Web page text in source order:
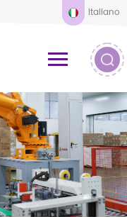
Italiano